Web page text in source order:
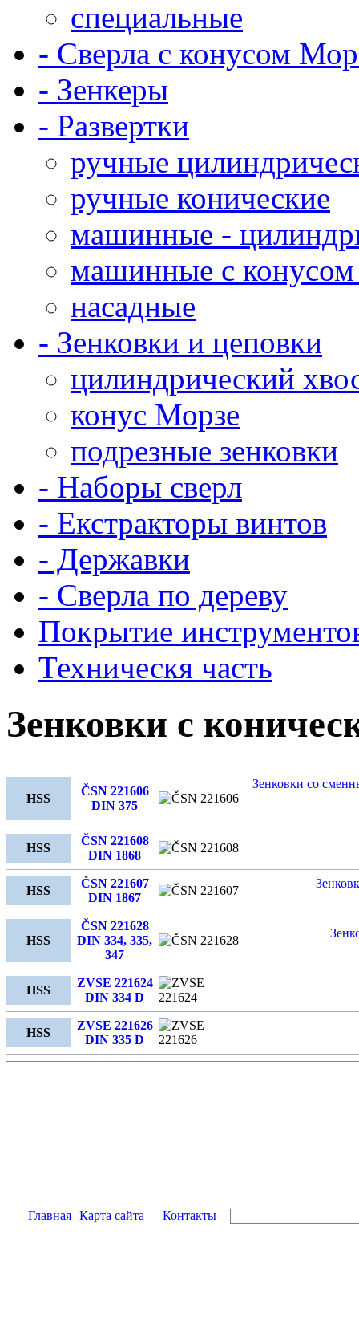
специальные
- Сверла с конусом
- Зенкеры
- Развертки
ручные
ручные конические
машинные -
машинные с
насадные
- Зенковки и цеповки
цилиндрический
конус Морзе
подрезные зенковки
- Наборы сверл
- Екстракторы винтов
- Державки
- Сверла по дереву
Покрытие
Техническя часть
Зенковки с
HSS
ČSN 221606
Зенковки со
DIN 375
HSS
ČSN 221608
DIN 1868
HSS
ČSN 221607
DIN 1867
HSS
ČSN 221628
DIN 334, 335,
347
HSS
ZVSE 221624
DIN 334 D
HSS
ZVSE 221626
DIN 335 D
Главная Карта сайта Контакты